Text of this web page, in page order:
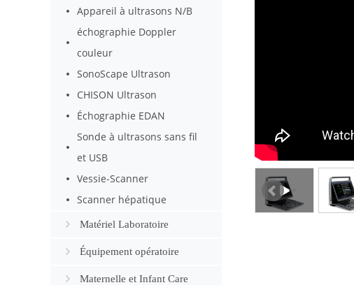
Appareil à ultrasons N/B
échographie Doppler
couleur
SonoScape Ultrason
CHISON Ultrason
Échographie EDAN
Sonde à ultrasons sans fil
et USB
Vessie-Scanner
Scanner hépatique
Matériel Laboratoire
Équipement opératoire
Maternelle et Infant Care